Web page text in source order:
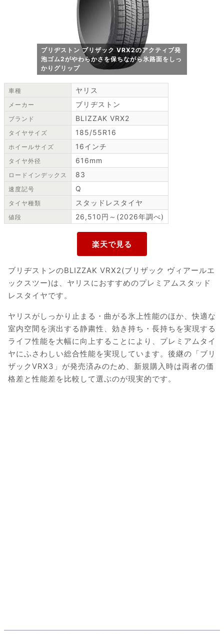
ブリヂストン ブリザック VRX2のアクティブ発
泡ゴム2がやわらかさを保ちながら氷路面をしっ
かりグリップ
車種 ヤリス
メーカー ブリヂストン
ブランド BLIZZAK VRX2
タイヤサイズ 185/55R16
ホイールサイズ 16インチ
タイヤ外径 616mm
ロードインデックス 83
速度記号 Q
タイヤ種類 スタッドレスタイヤ
値段 26,510円～(2026年調べ)
ブリヂストンのBLIZZAK VRX2(ブリザック ヴィアールエ
ックスツー)は、ヤリスにおすすめのプレミアムスタッド
レスタイヤです。
ヤリスがしっかり止まる・曲がる氷上性能のほか、快適な
室内空間を演出する静粛性、効き持ち・長持ちを実現する
ライフ性能を大幅に向上することにより、プレミアムタイ
ヤにふさわしい総合性能を実現しています。後継の「ブリ
ザックVRX3」が発売済みのため、新規購入時は両者の価
格差と性能差を比較して選ぶのが現実的です。